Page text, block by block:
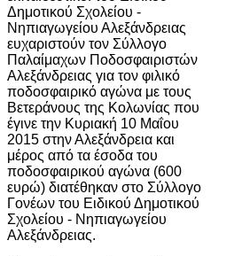
Δημοτικού Σχολείου -
Νηπιαγωγείου Αλεξάνδρειας
ευχαριστούν τον Σύλλογο
Παλαίμαχων Ποδοσφαιριστών
Αλεξάνδρειας για τον φιλικό
ποδοσφαιρικό αγώνα με τους
Βετεράνους της Κολωνίας που
έγινε την Κυριακή 10 Μαΐου
2015 στην Αλεξάνδρεια και
μέρος από τα έσοδα του
ποδοσφαιρικού αγώνα (600
ευρώ) διατέθηκαν στο Σύλλογο
Γονέων του Ειδικού Δημοτικού
Σχολείου - Νηπιαγωγείου
Αλεξάνδρειας.